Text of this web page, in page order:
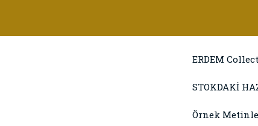
ERDEM
STOKDAKİ
Örnek